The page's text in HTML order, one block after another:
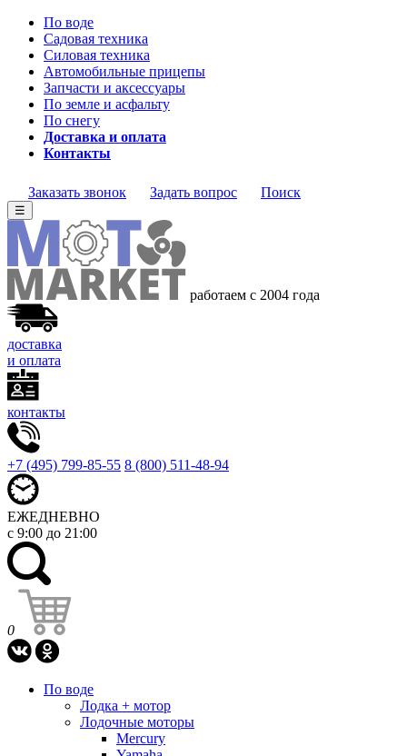
По воде
Садовая техника
Силовая техника
Автомобильные прицепы
Запчасти и аксессуары
По земле и асфальту
По снегу
Доставка и оплата
Контакты
Заказать звонок Задать вопрос Поиск
☰
работаем с 2004 года
доставка
и оплата
контакты
+7 (495) 799-85-55 8 (800) 511-48-94
ЕЖЕДНЕВНО
с 9:00 до 21:00
0
По воде
Лодка + мотор
Лодочные моторы
Mercury